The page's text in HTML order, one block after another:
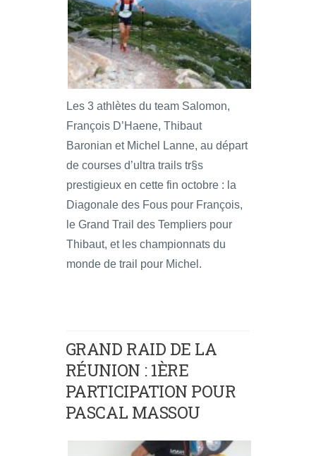
Les 3 athlètes du team Salomon,
François D’Haene, Thibaut
Baronian et Michel Lanne, au départ
de courses d’ultra trails tr§s
prestigieux en cette fin octobre : la
Diagonale des Fous pour François,
le Grand Trail des Templiers pour
Thibaut, et les championnats du
monde de trail pour Michel.
GRAND RAID DE LA
RÉUNION : 1ÈRE
PARTICIPATION POUR
PASCAL MASSOU